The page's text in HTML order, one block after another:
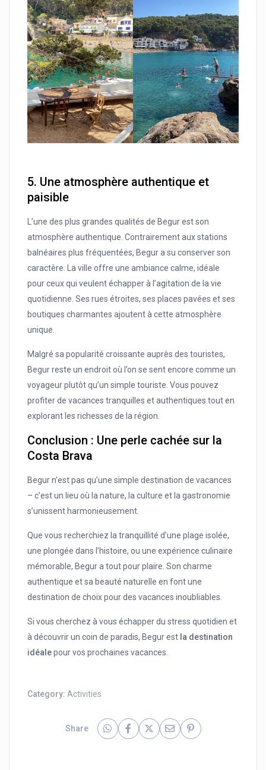
5. Une atmosphère authentique et
paisible
L’une des plus grandes qualités de Begur est son
atmosphère authentique. Contrairement aux stations
balnéaires plus fréquentées, Begur a su conserver son
caractère. La ville offre une ambiance calme, idéale
pour ceux qui veulent échapper à l’agitation de la vie
quotidienne. Ses rues étroites, ses places pavées et ses
boutiques charmantes ajoutent à cette atmosphère
unique.
Malgré sa popularité croissante auprès des touristes,
Begur reste un endroit où l’on se sent encore comme un
voyageur plutôt qu’un simple touriste. Vous pouvez
profiter de vacances tranquilles et authentiques tout en
explorant les richesses de la région.
Conclusion : Une perle cachée sur la
Costa Brava
Begur n’est pas qu’une simple destination de vacances
– c’est un lieu où la nature, la culture et la gastronomie
s’unissent harmonieusement.
Que vous recherchiez la tranquillité d’une plage isolée,
une plongée dans l’histoire, ou une expérience culinaire
mémorable, Begur a tout pour plaire. Son charme
authentique et sa beauté naturelle en font une
destination de choix pour des vacances inoubliables.
Si vous cherchez à vous échapper du stress quotidien et
à découvrir un coin de paradis, Begur est la destination
idéalepour vos prochaines vacances.
Category: Activities
Share